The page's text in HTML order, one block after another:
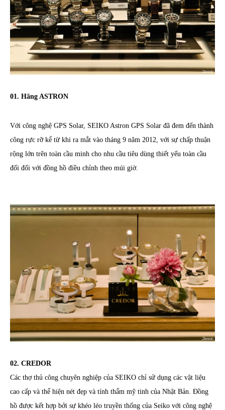
01. Hãng ASTRON
Với công nghệ GPS Solar, SEIKO Astron GPS Solar đã đem đến thành
công rực rỡ kể từ khi ra mắt vào tháng 9 năm 2012, với sự chấp thuận
rộng lớn trên toàn cầu minh cho nhu cầu tiêu dùng thiết yếu toàn cầu
đối đối với đồng hồ điều chỉnh theo múi giờ.
02. CREDOR
Các thợ thủ công chuyên nghiệp của SEIKO chỉ sử dụng các vật liệu
cao cấp và thể hiện nét đẹp và tính thẩm mỹ tinh của Nhật Bản. Đồng
hồ được kết hợp bởi sự khéo léo truyền thống của Seiko với công nghệ